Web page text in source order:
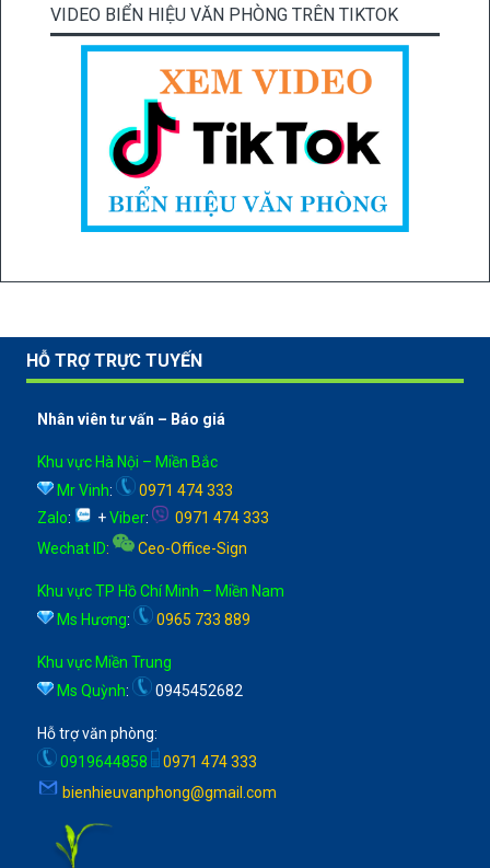
VIDEO BIỂN HIỆU VĂN PHÒNG TRÊN TIKTOK
HỖ TRỢ TRỰC TUYẾN
Nhân viên tư vấn – Báo giá
Khu vực Hà Nội – Miền Bắc
Mr Vinh:
0971 474 333
Zalo: +Viber:
0971 474 333
Wechat ID: Ceo-Office-Sign
Khu vực TP Hồ Chí Minh – Miền Nam
Ms Hương: 0965 733 889
Khu vực Miền Trung
Ms Quỳnh: 0945452682
Hỗ trợ văn phòng:
0919644858
0971 474 333
bienhieuvanphong@gmail.com